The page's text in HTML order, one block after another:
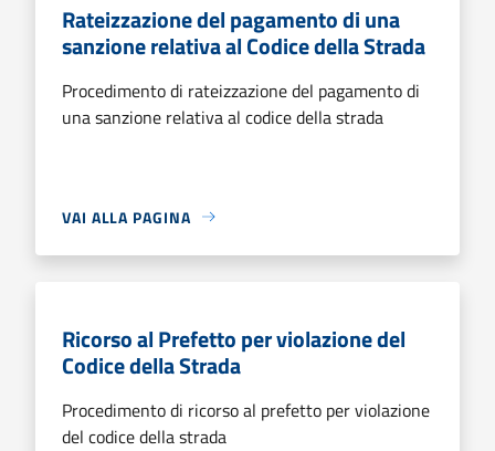
Rateizzazione del pagamento di una
sanzione relativa al Codice della Strada
Procedimento di rateizzazione del pagamento di
una sanzione relativa al codice della strada
VAI ALLA PAGINA
Ricorso al Prefetto per violazione del
Codice della Strada
Procedimento di ricorso al prefetto per violazione
del codice della strada